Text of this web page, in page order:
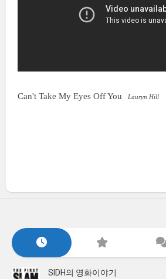
Can't Take My Eyes Off You Lauryn Hill
SIDH의 영화이야기